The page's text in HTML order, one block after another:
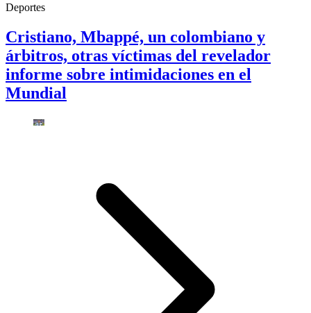
Deportes
Cristiano, Mbappé, un colombiano y
árbitros, otras víctimas del revelador
informe sobre intimidaciones en el
Mundial